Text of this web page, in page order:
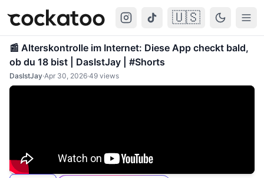
Cockatoo 🇺🇸
📰 Alterskontrolle im Internet: Diese App checkt bald,
ob du 18 bist | DasIstJay | #Shorts
DasIstJay·Apr 30, 2026·49 views